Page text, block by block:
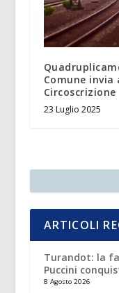
Comune invia
Circoscrizione
23 Luglio 2025
ARTICOLI
Turandot: la
Puccini
8 Agosto 2026